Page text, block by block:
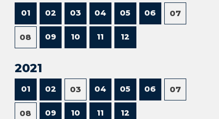
01 02 03 04 05 06 07
08 09 10 11 12
2021
01 02 03 04 05 06 07
08 09 10 11 12